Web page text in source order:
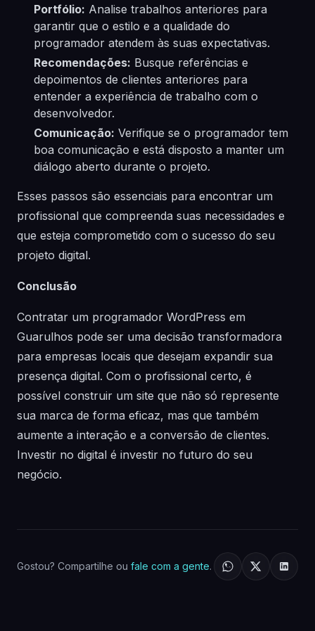
Portfólio: Analise trabalhos anteriores para
garantir que o estilo e a qualidade do
programador atendem às suas expectativas.
Recomendações: Busque referências e
depoimentos de clientes anteriores para
entender a experiência de trabalho com o
desenvolvedor.
Comunicação: Verifique se o programador tem
boa comunicação e está disposto a manter um
diálogo aberto durante o projeto.
Esses passos são essenciais para encontrar um
profissional que compreenda suas necessidades e
que esteja comprometido com o sucesso do seu
projeto digital.
Conclusão
Contratar um programador WordPress em
Guarulhos pode ser uma decisão transformadora
para empresas locais que desejam expandir sua
presença digital. Com o profissional certo, é
possível construir um site que não só represente
sua marca de forma eficaz, mas que também
aumente a interação e a conversão de clientes.
Investir no digital é investir no futuro do seu
negócio.
Gostou? Compartilhe ou fale com a gente.